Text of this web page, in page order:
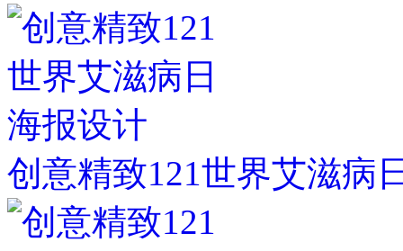
创意精致121世界艾滋病